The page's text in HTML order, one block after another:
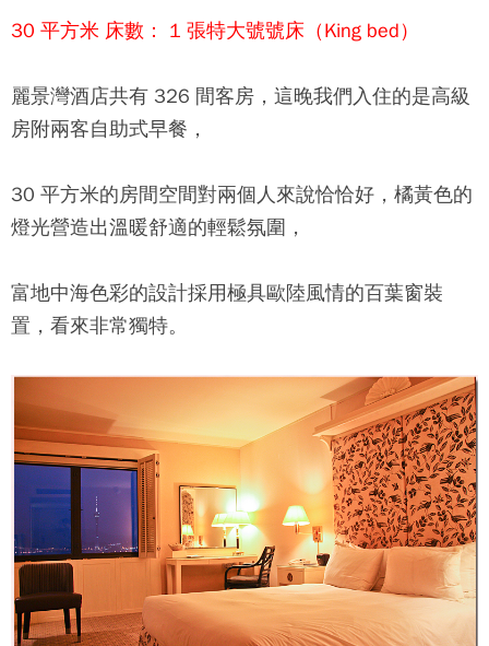
30 平方米 床數： 1 張特大號號床（King bed）
麗景灣酒店共有 326 間客房，這晚我們入住的是高級
房附兩客自助式早餐，
30 平方米的房間空間對兩個人來說恰恰好，橘黃色的
燈光營造出溫暖舒適的輕鬆氛圍，
富地中海色彩的設計採用極具歐陸風情的百葉窗裝
置，看來非常獨特。